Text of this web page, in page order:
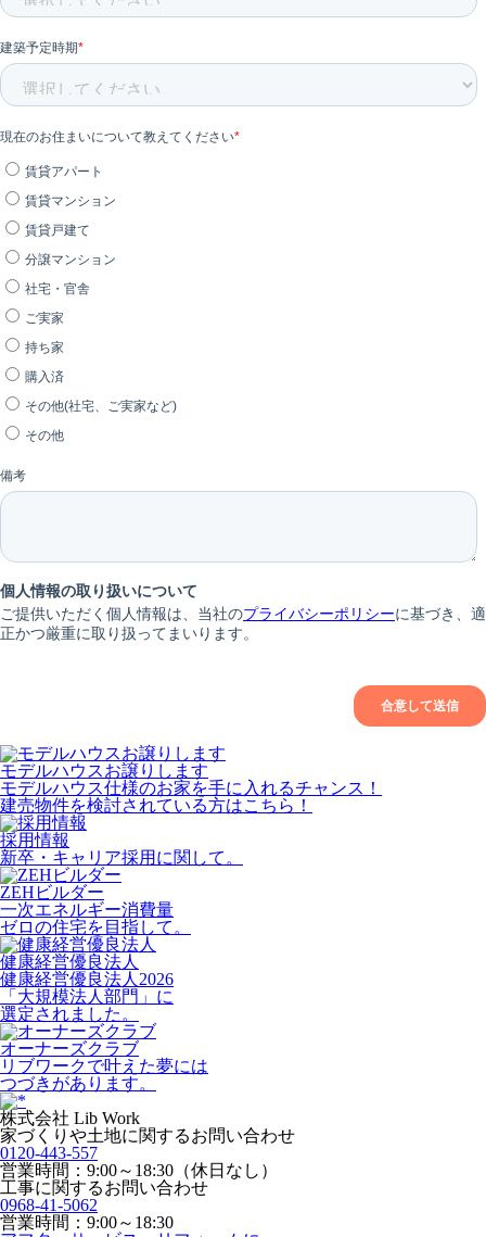
モデルハウスお譲りします
モデルハウス仕様のお家を手に入れるチャンス！
建売物件を検討されている方はこちら！
採用情報
新卒・キャリア採用に関して。
ZEHビルダー
一次エネルギー消費量
ゼロの住宅を目指して。
健康経営優良法人
健康経営優良法人2026
「大規模法人部門」に
選定されました。
オーナーズクラブ
リブワークで叶えた夢には
つづきがあります。
株式会社 Lib Work
家づくりや土地に関するお問い合わせ
0120-443-557
営業時間：9:00～18:30（休日なし）
工事に関するお問い合わせ
0968-41-5062
営業時間：9:00～18:30